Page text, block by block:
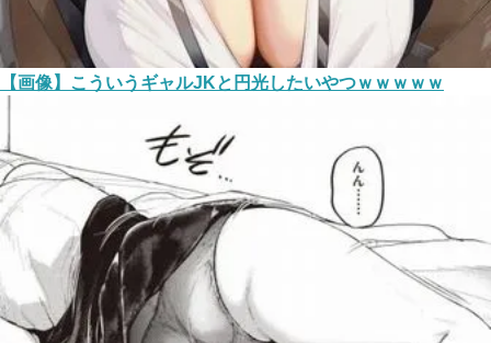
【画像】こういうギャルJKと円光したいやつｗｗｗｗｗ